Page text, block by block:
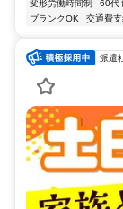
変形労働時間制 60代
ブランクOK
交通費
派遣